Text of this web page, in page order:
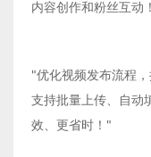
内容创作和粉丝互动
"优化视频发布流程
支持批量上传、自动
效、更省时！"